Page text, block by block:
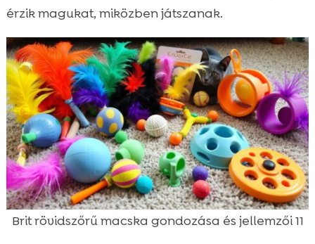
érzik magukat, miközben játszanak.
Brit rövidszőrű macska gondozása és jellemzői 11